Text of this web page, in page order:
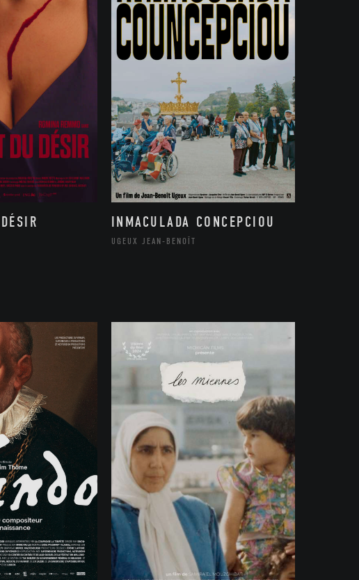
INMACULADA CONCEPCIOU
UGEUX JEAN-BENOÎT